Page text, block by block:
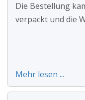
Die Bestellung
verpackt und die
Mehr lesen ...